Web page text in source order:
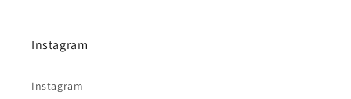
Instagram
Instagram